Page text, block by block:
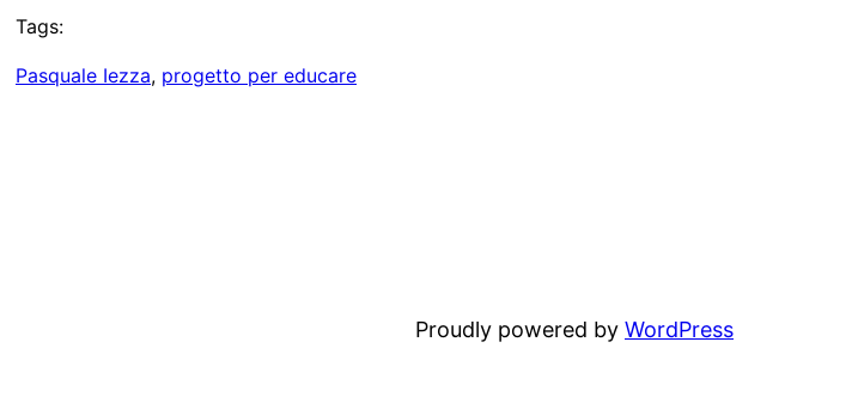
Tags:
Pasquale Iezza, progetto per educare
Proudly powered by WordPress